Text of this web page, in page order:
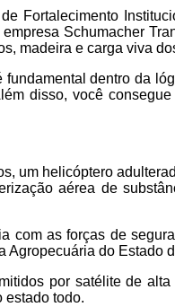
Fortalecimento
Schumacher
madeira e carga viva
dentro da
disso, você
um helicóptero
aérea de
com as forças de
Agropecuária do
por satélite de
estado todo.